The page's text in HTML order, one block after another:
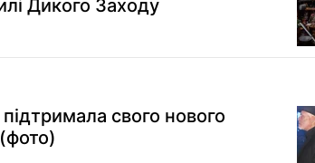
Дикого Заходу
свого нового